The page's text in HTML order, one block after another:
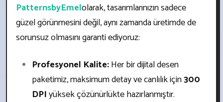
PatternsbyEmelolarak, tasarımlarınızın sadece
güzel görünmesini değil, aynı zamanda üretimde de
sorunsuz olmasını garanti ediyoruz:
Profesyonel Kalite:Her bir dijital desen
paketimiz, maksimum detay ve canlılık için300
DPIyüksek çözünürlükte hazırlanmıştır.